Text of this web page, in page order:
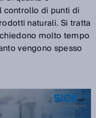
di punti di
naturali. Si tratta
molto tempo
vengono spesso